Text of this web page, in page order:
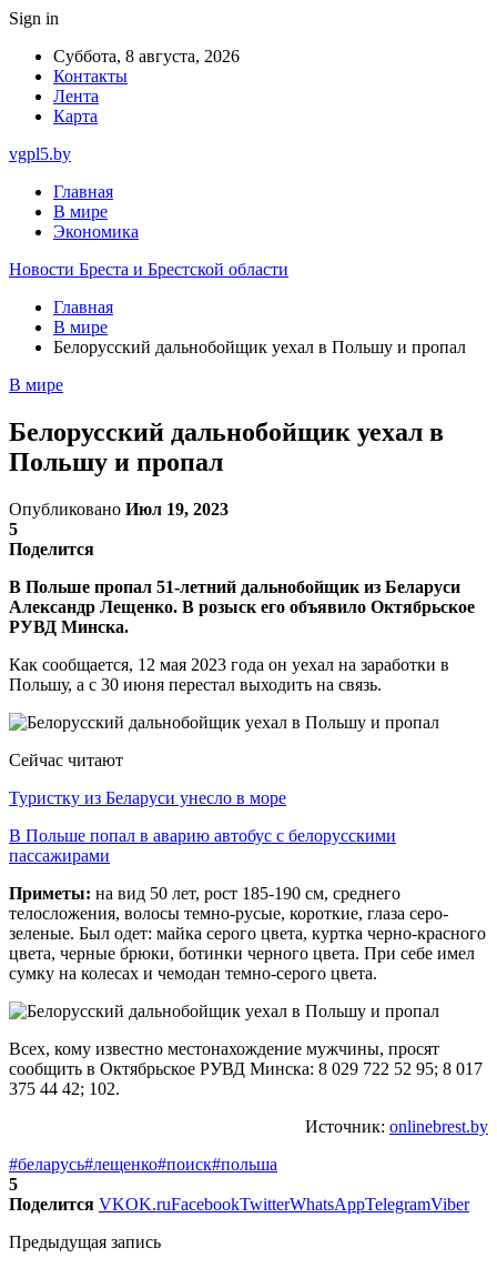
Sign in
Суббота, 8 августа, 2026
Контакты
Лента
Карта
vgpl5.by
Главная
В мире
Экономика
Новости Бреста и Брестской области
Главная
В мире
Белорусский дальнобойщик уехал в Польшу и пропал
В мире
Белорусский дальнобойщик уехал в
Польшу и пропал
Опубликовано Июл 19, 2023
5
Поделится
В Польше пропал 51-летний дальнобойщик из Беларуси
Александр Лещенко. В розыск его объявило Октябрьское
РУВД Минска.
Как сообщается, 12 мая 2023 года он уехал на заработки в
Польшу, а с 30 июня перестал выходить на связь.
Сейчас читают
Туристку из Беларуси унесло в море
В Польше попал в аварию автобус с белорусскими
пассажирами
Приметы: на вид 50 лет, рост 185-190 см, среднего
телосложения, волосы темно-русые, короткие, глаза серо-
зеленые. Был одет: майка серого цвета, куртка черно-красного
цвета, черные брюки, ботинки черного цвета. При себе имел
сумку на колесах и чемодан темно-серого цвета.
Всех, кому известно местонахождение мужчины, просят
сообщить в Октябрьское РУВД Минска: 8 029 722 52 95; 8 017
375 44 42; 102.
Источник: onlinebrest.by
#беларусь#лещенко#поиск#польша
5
Поделится VKOK.ruFacebookTwitterWhatsAppTelegramViber
Предыдущая запись